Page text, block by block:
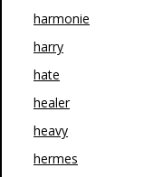
harmonie
harry
hate
healer
heavy
hermes